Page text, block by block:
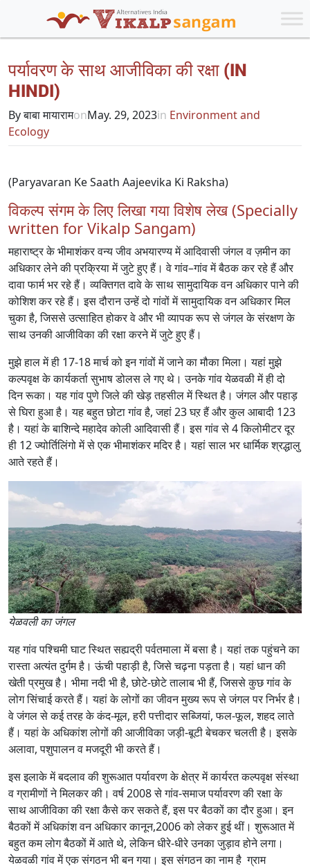
पर्यावरण के साथ आजीविका की रक्षा (IN
HINDI)
By बाबा मायारामonMay. 29, 2023in Environment and
Ecology
(Paryavaran Ke Saath Aajeevika Ki Raksha)
विकल्प संगम के लिए लिखा गया विशेष लेख (Specially
written for Vikalp Sangam)
महाराष्ट्र के भीमाशंकर वन्य जीव अभयारण्य में आदिवासी जंगल व ज़मीन का
अधिकार लेने की प्रक्रिया में जुटे हुए हैं। वे गांव–गांव में बैठक कर रहे हैं और
दावा फार्म भर रहे हैं। व्यक्तिगत दावे के साथ सामुदायिक वन अधिकार पाने की
कोशिश कर रहे हैं। इस दौरान उन्हें दो गांवों में सामुदायिक वन अधिकार मिल
चुका है, जिससे उत्साहित होकर वे और भी व्यापक रूप से जंगल के संरक्षण के
साथ उनकी आजीविका की रक्षा करने में जुटे हुए हैं।
मुझे हाल में ही 17-18 मार्च को इन गांवों में जाने का मौका मिला। यहां मुझे
कल्पवृक्ष के कार्यकर्ता सुभाष डोलस ले गए थे। उनके गांव येळवळी में ही दो
दिन रूका। यह गांव पुणे जिले की खेड़ तहसील में स्थित है। जंगल और पहाड़
से घिरा हुआ है। यह बहुत छोटा गांव है, जहां 23 घऱ हैं और कुल आबादी 123
है। यहां के बाशिन्दे महादेव कोली आदिवासी हैं। इस गांव से 4 किलोमीटर दूर
ही 12 ज्योर्तिलिंगो में से एक भीमाशंकर मदिर है। यहां साल भर धार्मिक श्रद्धालु
आते रहते हैं।
येळवली का जंगल
यह गांव पश्चिमी घाट स्थित सह्यद्री पर्वतमाला में बसा है। यहां तक पहुंचने का
रास्ता अत्यंत दुर्गम है। ऊंची पहाड़ी है, जिसे चढ़ना पड़ता है। यहां धान की
खेती प्रमुख है। भीमा नदी भी है, छोटे-छोटे तालाब भी हैं, जिससे कुछ गांव के
लोग सिंचाई करते हैं। यहां के लोगों का जीवन मुख्य रूप से जंगल पर निर्भर है।
वे जंगल से कई तरह के कंद-मूल, हरी पत्तीदार सब्जियां, फल-फूल, शहद लाते
हैं। यहां के अधिकांश लोगों की आजीविका जड़ी-बूटी बेचकर चलती है। इसके
अलावा, पशुपालन व मजदूरी भी करते हैं।
इस इलाके में बदलाव की शुरूआत पर्यावरण के क्षेत्र में कार्यरत कल्पवृक्ष संस्था
व ग्रामीणों ने मिलकर की। वर्ष 2008 से गांव-समाज पर्यावरण की रक्षा के
साथ आजीविका की रक्षा कैसे कर सकते हैं, इस पर बैठकों का दौर हुआ। इन
बैठकों में अधिकांश वन अधिकार कानून,2006 को लेकर हुई थीं। शुरूआत में
बहुत कम लोग बैठकों में आते थे, लेकिन धीरे-धीरे उनका जुड़ाव होने लगा।
येळवळी गांव में एक संगठन भी बन गया। इस संगठन का नाम है ग्राम